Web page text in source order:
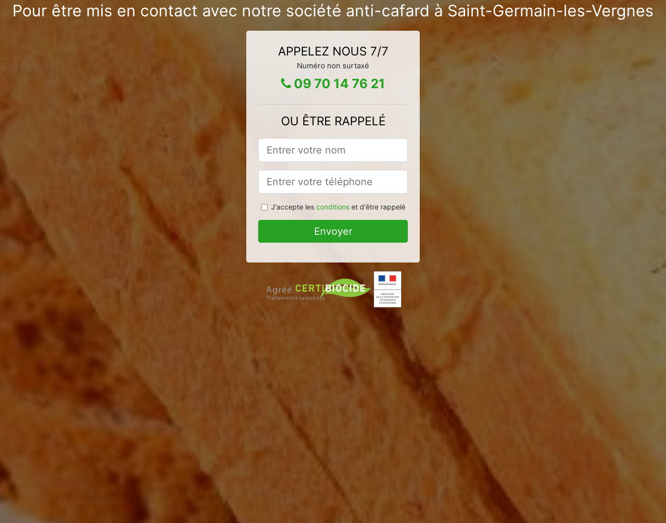
Pour être mis en contact avec notre société anti-cafard à Saint-Germain-les-Vergnes
APPELEZ NOUS 7/7
Numéro non surtaxé
09 70 14 76 21
OU ÊTRE RAPPELÉ
J'accepte les conditionset d'être rappelé
Envoyer